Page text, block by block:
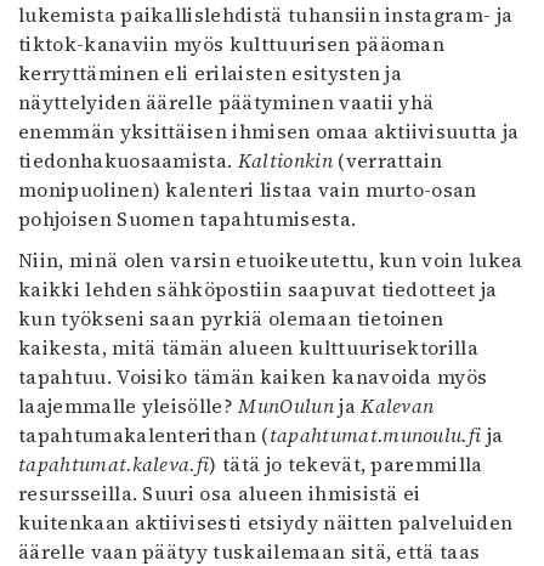
lukemista paikallislehdistä tuhansiin instagram- ja
tiktok-kanaviin myös kulttuurisen pääoman
kerryttäminen eli erilaisten esitysten ja
näyttelyiden äärelle päätyminen vaatii yhä
enemmän yksittäisen ihmisen omaa aktiivisuutta ja
tiedonhakuosaamista. Kaltionkin(verrattain
monipuolinen) kalenteri listaa vain murto-osan
pohjoisen Suomen tapahtumisesta.
Niin, minä olen varsin etuoikeutettu, kun voin lukea
kaikki lehden sähköpostiin saapuvat tiedotteet ja
kun työkseni saan pyrkiä olemaan tietoinen
kaikesta, mitä tämän alueen kulttuurisektorilla
tapahtuu. Voisiko tämän kaiken kanavoida myös
laajemmalle yleisölle?MunOulunjaKalevan
tapahtumakalenterithan (tapahtumat.munoulu.fi ja
tapahtumat.kaleva.fi) tätä jo tekevät, paremmilla
resursseilla. Suuri osa alueen ihmisistä ei
kuitenkaan aktiivisesti etsiydy näitten palveluiden
äärelle vaan päätyy tuskailemaan sitä, että taas